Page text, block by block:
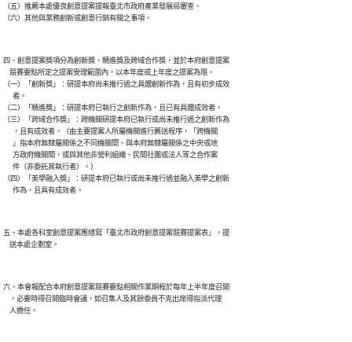
（五）推薦本處優良創意提案提報臺北市政府產業發展局審查。
（六）其他與業務創新或創意行銷有關之事項。
四、創意提案獎項分為創新獎、精進獎及跨域合作獎，並於本府創意提案
    競賽要點所定之提案受理範圍內，以本年度或上年度之提案為限。
（一）「創新獎」：研提本府尚未推行過之具體創新作為，且有初步成效
      者。
（二）「精進獎」：研提本府已執行之創新作為，且已有具體成效者。
（三）「跨域合作獎」：跨機關研提本府已執行或尚未推行過之創新作為
      ，且有成效者。（由主要提案人所屬機關進行薦送程序，「跨機關
      」指本府無隸屬關係之不同機關間、與本府無隸屬關係之中央或地
      方政府機關間，或與其他非營利組織、民間社團或法人等之合作案
      件（非委託其執行者）。）
（四）「美學融入獎」：研提本府已執行或尚未推行過並融入美學之創新
      作為，且具有成效者。
五、本處各科室創意提案應繕寫「臺北市政府創意提案競賽提案表」，提
    送本處企劃室。
六、本會報配合本府創意提案競賽要點相關作業期程於每年上半年度召開
    ，必要時得召開臨時會議，如召集人及其餘委員不克出席得指派代理
    人擔任。